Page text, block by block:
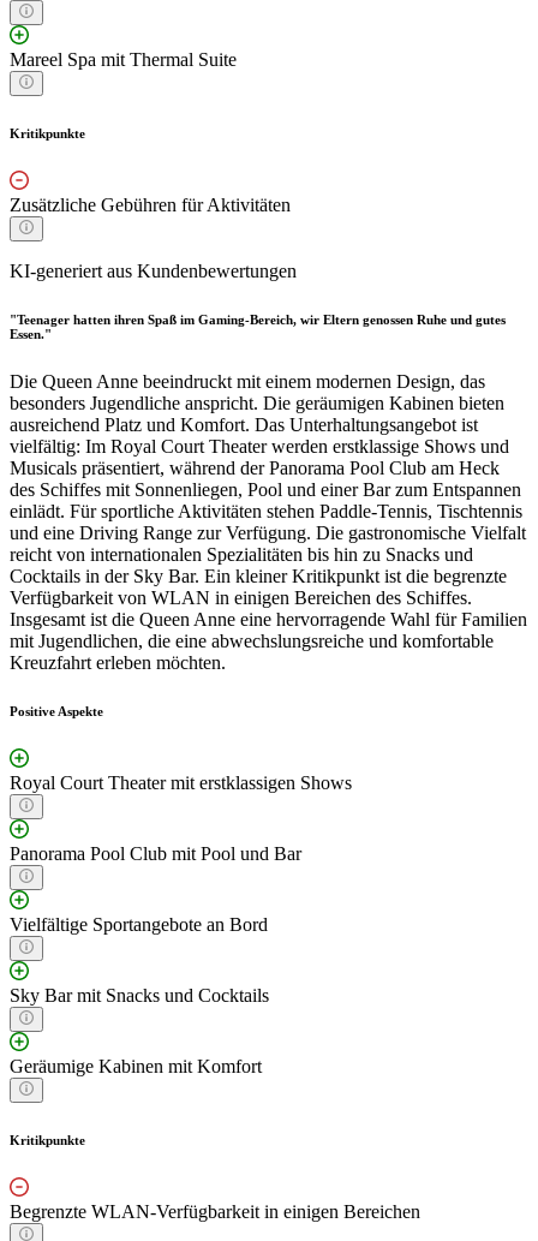
Mareel Spa mit Thermal Suite
Kritikpunkte
Zusätzliche Gebühren für Aktivitäten
KI-generiert aus Kundenbewertungen
"Teenager hatten ihren Spaß im Gaming-Bereich, wir Eltern genossen Ruhe und gutes
Essen."
Die Queen Anne beeindruckt mit einem modernen Design, das
besonders Jugendliche anspricht. Die geräumigen Kabinen bieten
ausreichend Platz und Komfort. Das Unterhaltungsangebot ist
vielfältig: Im Royal Court Theater werden erstklassige Shows und
Musicals präsentiert, während der Panorama Pool Club am Heck
des Schiffes mit Sonnenliegen, Pool und einer Bar zum Entspannen
einlädt. Für sportliche Aktivitäten stehen Paddle-Tennis, Tischtennis
und eine Driving Range zur Verfügung. Die gastronomische Vielfalt
reicht von internationalen Spezialitäten bis hin zu Snacks und
Cocktails in der Sky Bar. Ein kleiner Kritikpunkt ist die begrenzte
Verfügbarkeit von WLAN in einigen Bereichen des Schiffes.
Insgesamt ist die Queen Anne eine hervorragende Wahl für Familien
mit Jugendlichen, die eine abwechslungsreiche und komfortable
Kreuzfahrt erleben möchten.
Positive Aspekte
Royal Court Theater mit erstklassigen Shows
Panorama Pool Club mit Pool und Bar
Vielfältige Sportangebote an Bord
Sky Bar mit Snacks und Cocktails
Geräumige Kabinen mit Komfort
Kritikpunkte
Begrenzte WLAN-Verfügbarkeit in einigen Bereichen